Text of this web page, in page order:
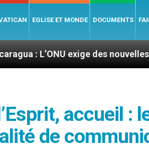
EGLISE ET MONDE DOCUMENTS
exige des nouvelles de Mgr Mata
accueil :
de